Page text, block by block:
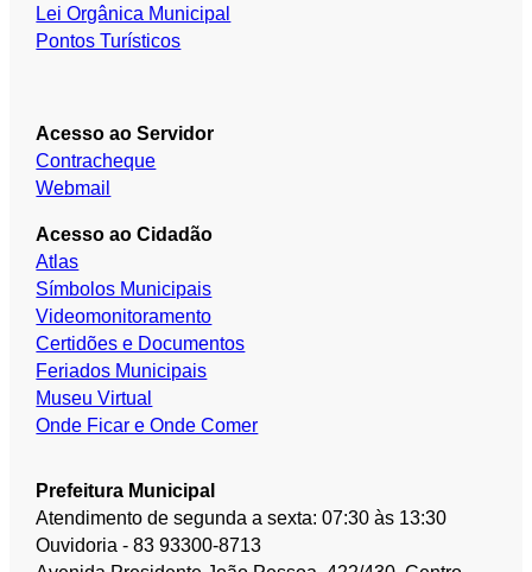
Lei Orgânica Municipal
Pontos Turísticos
Acesso ao Servidor
Contracheque
Webmail
Acesso ao Cidadão
Atlas
Símbolos Municipais
Videomonitoramento
Certidões e Documentos
Feriados Municipais
Museu Virtual
Onde Ficar e Onde Comer
Prefeitura Municipal
Atendimento de segunda a sexta: 07:30 às 13:30
Ouvidoria - 83 93300-8713